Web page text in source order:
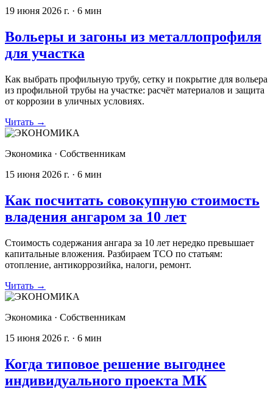
19 июня 2026 г. · 6 мин
Вольеры и загоны из металлопрофиля
для участка
Как выбрать профильную трубу, сетку и покрытие для вольера
из профильной трубы на участке: расчёт материалов и защита
от коррозии в уличных условиях.
Читать →
Экономика · Собственникам
15 июня 2026 г. · 6 мин
Как посчитать совокупную стоимость
владения ангаром за 10 лет
Стоимость содержания ангара за 10 лет нередко превышает
капитальные вложения. Разбираем TCO по статьям:
отопление, антикоррозийка, налоги, ремонт.
Читать →
Экономика · Собственникам
15 июня 2026 г. · 6 мин
Когда типовое решение выгоднее
индивидуального проекта МК